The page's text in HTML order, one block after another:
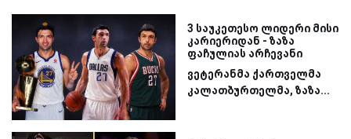
3 საუკეთესო ლიდერი მისი
კარიერიდან - ზაზა
ფაჩულიას არჩევანი
ვეტერანმა ქართველმა
კალათბურთელმა, ზაზა...